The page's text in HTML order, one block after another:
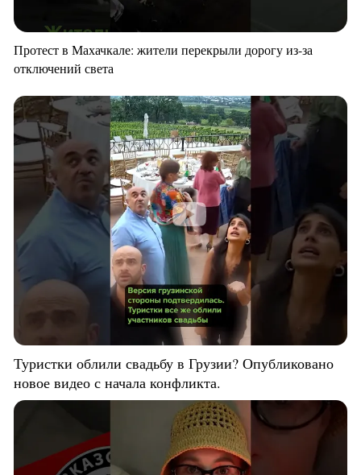
Протест в Махачкале: жители перекрыли дорогу из-за
отключений света
Туристки облили свадьбу в Грузии? Опубликовано
новое видео с начала конфликта.